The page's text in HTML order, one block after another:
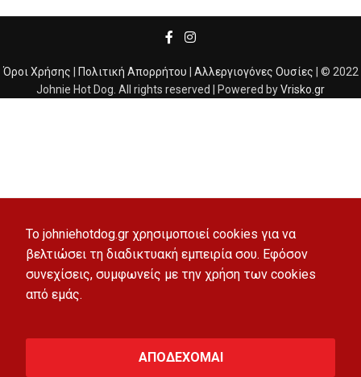
Όροι Χρήσης | Πολιτική Απορρήτου | Αλλεργιογόνες Ουσίες | © 2022
Johnie Hot Dog. All rights reserved | Powered byVrisko.gr
To johniehotdog.gr χρησιμοποιεί cookies για να
βελτιώσει τη διαδικτυακή εμπειρία σου. Εφόσον
συνεχίσεις, συμφωνείς με την χρήση των cookies
από εμάς.
ΑΠΟΔΕΧΟΜΑΙ